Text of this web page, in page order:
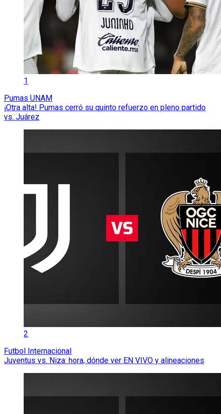
1
Pumas UNAM
¡Otra alta! Pumas cerró su quinto refuerzo en pleno partido
vs. Juárez
2
Futbol Internacional
Juventus vs. Niza: hora, dónde ver EN VIVO y alineaciones